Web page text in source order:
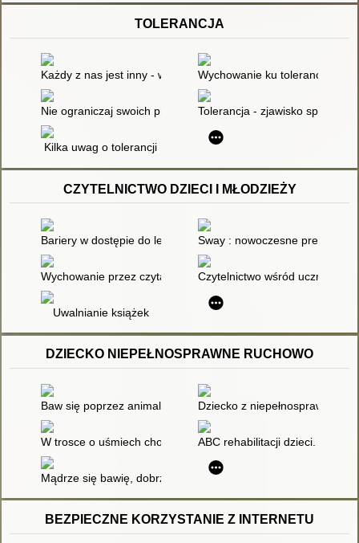
TOLERANCJA
Każdy z nas jest inny - warsztat na temat inności : materiały
Wychowanie ku tolerancji
Nie ograniczaj swoich przekonań do stereotypów : czyli o
Tolerancja - zjawisko
Kilka uwag o tolerancji
CZYTELNICTWO DZIECI I MŁODZIEŻY
Bariery w dostępie do lektury i rozrywek umysłowych
Sway : nowoczesne
Wychowanie przez czytanie Czytelnictwo wśród uczniów
Uwalnianie książek
DZIECKO NIEPEŁNOSPRAWNE RUCHOWO
Baw się poprzez animaloterapię : przykłady gotowych
Dziecko z
W trosce o uśmiech chorego dzieckaABC rehabilitacji dzieci. T. 1
Mądrze się bawię, dobrze się uczę : przygotowanie dzieci
BEZPIECZNE KORZYSTANIE Z INTERNETU